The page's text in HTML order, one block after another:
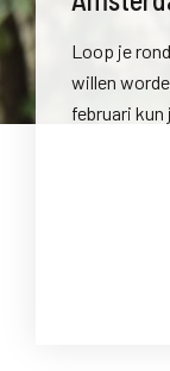
Loop je
willen
februari kun